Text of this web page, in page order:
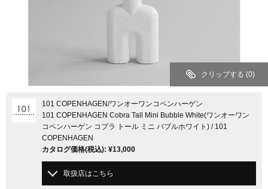
クリップする (0)
101 COPENHAGEN/ワンオーワンコペンハーゲン
101 COPENHAGEN Cobra Tall Mini Bubble White(ワンオーワン
コペンハーゲン コブラ トール ミニ バブルホワイト) / 101
COPENHAGEN
カタログ価格(税込): ¥13,000
取扱店はこちら